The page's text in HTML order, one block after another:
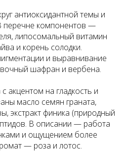
антиоксидантной темы и
перечне компонентов —
липосомальный витамин
и корень солодки.
и выравнивание
шафран и вербена.
акцентом на гладкость и
масло семян граната,
экстракт финика (природный
В описании — работа
и ощущением более
— роза и лотос.